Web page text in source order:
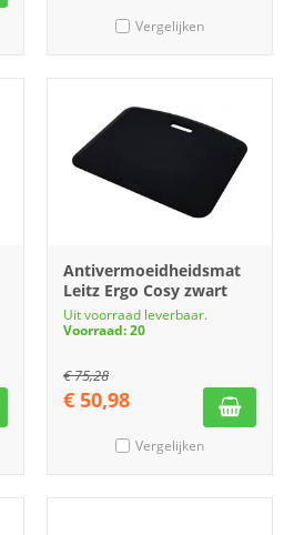
Vergelijken
Antivermoeidheidsmat
Leitz Ergo Cosy zwart
Uit voorraad leverbaar.
Voorraad: 20
€75,28
€ 50,98
Vergelijken